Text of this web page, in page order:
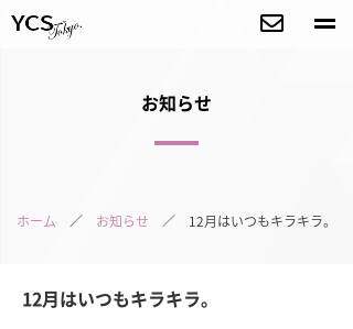
お知らせ
ホーム ／ お知らせ ／ 12月はいつもキラキラ。
12月はいつもキラキラ。